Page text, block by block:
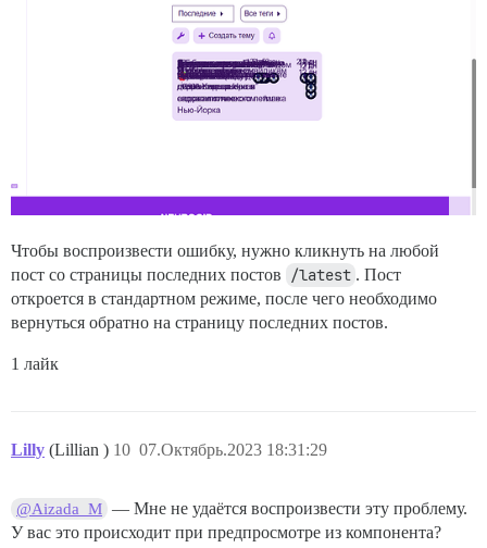
Чтобы воспроизвести ошибку, нужно кликнуть на любой
пост со страницы последних постов
/latest . Пост
откроется в стандартном режиме, после чего необходимо
вернуться обратно на страницу последних постов.
1 лайк
Lilly (Lillian ) 07.Октябрь.2023 18:31:29
10
@Aizada_M — Мне не удаётся воспроизвести эту проблему.
У вас это происходит при предпросмотре из компонента?